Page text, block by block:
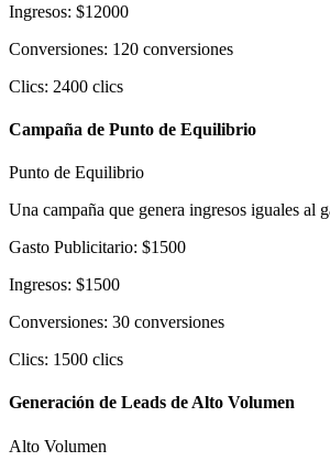
Ingresos: $12000
Conversiones: 120 conversiones
Clics: 2400 clics
Campaña de Punto de Equilibrio
Punto de Equilibrio
Una campaña que genera ingresos iguales
Gasto Publicitario: $1500
Ingresos: $1500
Conversiones: 30 conversiones
Clics: 1500 clics
Generación de Leads de Alto Volumen
Alto Volumen